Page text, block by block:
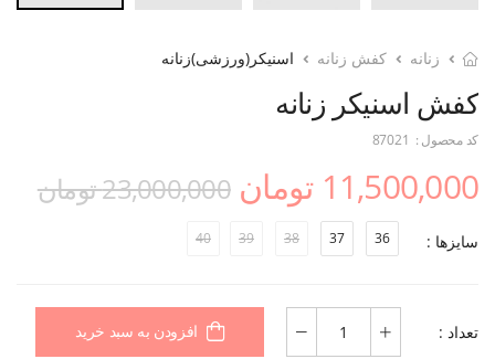
زنانه کفش زنانه اسنیکر(ورزشی)زنانه
کفش اسنیکر زنانه
کد محصول : 87021
11,500,000 تومان 23,000,000 تومان
سایزها : 36
37
38
39
40
تعداد : افزودن به سبد خرید